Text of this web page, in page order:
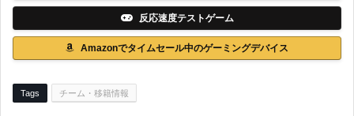
反応速度テストゲーム
Amazonでタイムセール中のゲーミングデバイス
Tags チーム・移籍情報